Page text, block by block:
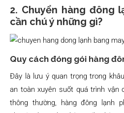
2. Chuyển hàng đông
cần chú ý những gì?
Quy cách đóng gói hàng
Đây là lưu ý quan trọng trong
an toàn xuyên suốt quá trình vận
thông thường, hàng đông lạnh